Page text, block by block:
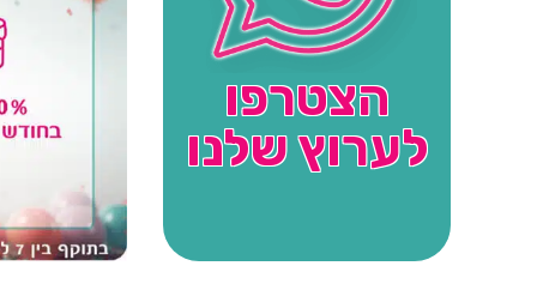
הצטרפו
לערוץ שלנו